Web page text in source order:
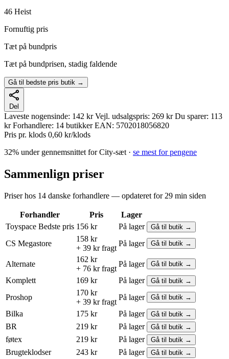
46 Heist
Fornuftig pris
Tæt på bundpris
Tæt på bundprisen, stadig faldende
Gå til bedste pris butik →
Del
Laveste nogensinde: 142 kr Vejl. udsalgspris: 269 kr Du sparer: 113
kr Forhandlere: 14 butikker EAN: 5702018056820
Pris pr. klods 0,60 kr/klods
32% under gennemsnittet for City-sæt · se mest for pengene
Sammenlign priser
Priser hos 14 danske forhandlere — opdateret for 29 min siden
Forhandler Pris
Lager
Toyspace Bedste pris 156 kr På lager Gå til butik →
CS Megastore
158 kr
+ 39 kr fragt
På lager Gå til butik →
Alternate
162 kr
+ 76 kr fragt
På lager Gå til butik →
Komplett 169 kr På lager Gå til butik →
Proshop
170 kr
+ 39 kr fragt
På lager Gå til butik →
Bilka 175 kr På lager Gå til butik →
BR 219 kr På lager Gå til butik →
føtex 219 kr På lager Gå til butik →
Brugteklodser 243 kr På lager Gå til butik →